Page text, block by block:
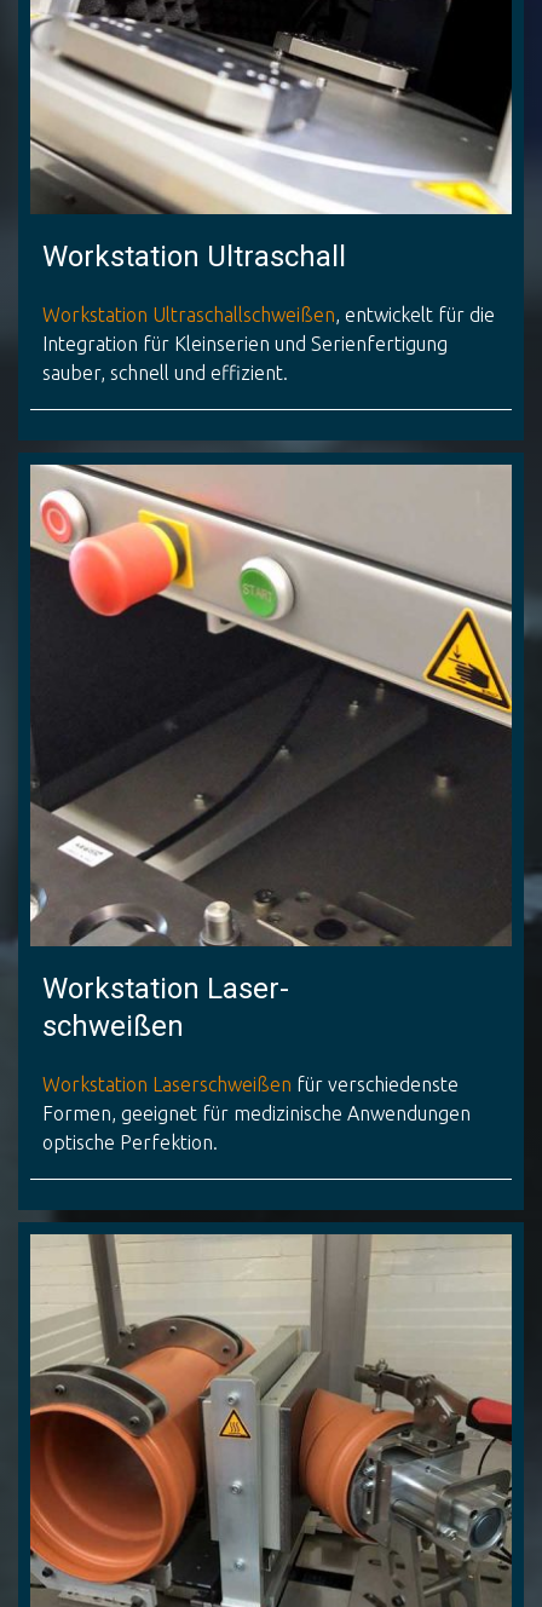
Workstation Ultraschall
Workstation Ultraschallschweißen, entwickelt für die
Integration für Kleinserien und Serienfertigung
sauber, schnell und effizient.
Workstation Laser-
schweißen
Workstation Laserschweißen für verschiedenste
Formen, geeignet für medizinische Anwendungen
optische Perfektion.